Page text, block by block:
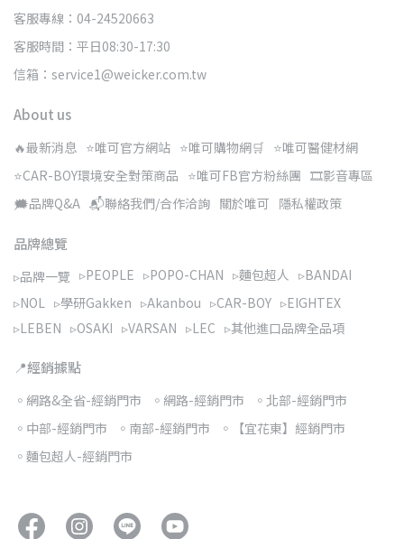
客服專線：04-24520663
客服時間：平日08:30-17:30
信箱：service1@weicker.com.tw
About us
🔥最新消息 ⭐唯可官方網站 ⭐唯可購物網🛒 ⭐唯可醫健材網
⭐CAR-BOY環境安全對策商品 ⭐唯可FB官方粉絲團 🎞️影音專區
🗯️品牌Q&A 📬聯絡我們/合作洽詢 關於唯可 隱私權政策
品牌總覽
▹品牌一覽 ▹PEOPLE ▹POPO-CHAN ▹麵包超人 ▹BANDAI
▹NOL ▹學研Gakken ▹Akanbou ▹CAR-BOY ▹EIGHTEX
▹LEBEN ▹OSAKI ▹VARSAN ▹LEC ▹其他進口品牌全品項
📍經銷據點
◦網路&全省-經銷門市 ◦網路-經銷門市
◦北部-經銷門市
◦中部-經銷門市
◦南部-經銷門市
◦【宜花東】經銷門市
◦麵包超人-經銷門市